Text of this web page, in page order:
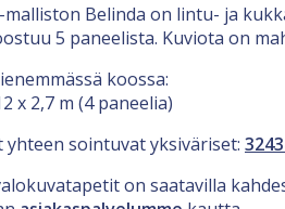
Belinda on lintu- ja
5 paneelista. Kuviota on
koossa:
x 2,7 m (4 paneelia)
sointuvat yksiväriset:
on saatavilla